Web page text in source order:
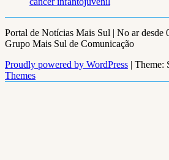
Portal de Notícias Mais Sul | No ar desde
Grupo Mais Sul de Comunicação
Proudly powered by WordPress | Theme:
Themes